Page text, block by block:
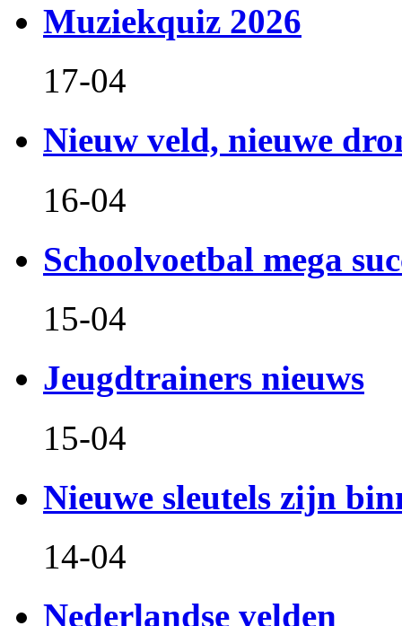
Muziekquiz 2026
17-04
Nieuw veld, nieuwe
16-04
Schoolvoetbal mega
15-04
Jeugdtrainers nieuws
15-04
Nieuwe sleutels zijn
14-04
Nederlandse velden